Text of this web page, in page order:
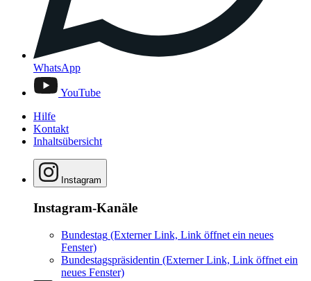
WhatsApp
YouTube
Hilfe
Kontakt
Inhaltsübersicht
Instagram
Instagram-Kanäle
Bundestag (Externer Link, Link öffnet ein neues
Fenster)
Bundestagspräsidentin (Externer Link, Link öffnet ein
neues Fenster)